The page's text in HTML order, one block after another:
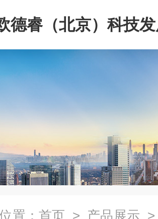
德睿（北京）科技
司
置： 首页 > 产品展示